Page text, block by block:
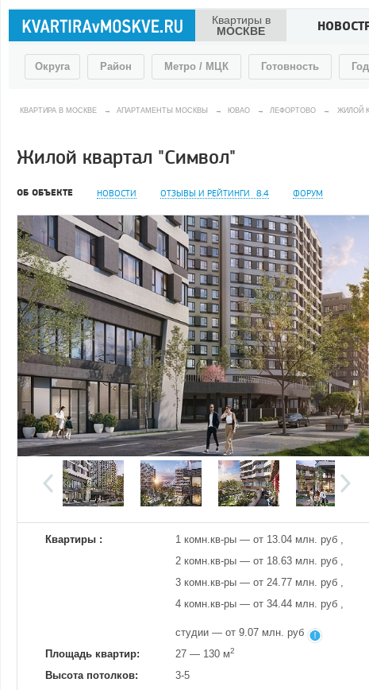
Квартиры в
МОСКВЕ
Округа Район Метро / МЦК Готовность
КВАРТИРА В МОСКВЕ → АПАРТАМЕНТЫ МОСКВЫ → ЮВАО → ЛЕФОРТОВО → ЖИЛОЙ
Жилой квартал "Символ"
ОБ ОБЪЕКТЕ НОВОСТИ ОТЗЫВЫ И РЕЙТИНГИ 8.4 ФОРУМ
Добавить фотографию Изменено: 20.07.2026 Просмотров 48440
Квартиры :
1 комн.кв-ры — от 13.04 млн. руб ,
2 комн.кв-ры — от 18.63 млн. руб ,
3 комн.кв-ры — от 24.77 млн. руб ,
4 комн.кв-ры — от 34.44 млн. руб ,
студии — от 9.07 млн. руб
Площадь квартир:
27 — 130 м2
Высота потолков:
3-5